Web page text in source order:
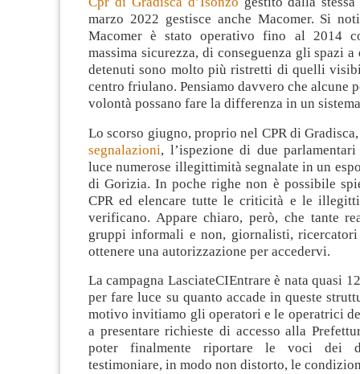
marzo 2022 gestisce anche Macomer. Si
Macomer è stato operativo fino al 2014
massima sicurezza, di conseguenza gli spazi
detenuti sono molto più ristretti di quelli
centro friulano. Pensiamo davvero che alcune
volontà possano fare la differenza in un
Lo scorso giugno, proprio nel CPR di
segnalazioni, l’ispezione di due
luce numerose illegittimità segnalate in un
di Gorizia. In poche righe non è possibile
CPR ed elencare tutte le criticità e le
verificano. Appare chiaro, però, che tante
gruppi informali e non, giornalisti,
ottenere una autorizzazione per accedervi.
La campagna LasciateCIEntrare è nata quasi
per fare luce su quanto accade in queste
motivo invitiamo gli operatori e le operatrici
a presentare richieste di accesso alla
poter finalmente riportare le voci dei
testimoniare, in modo non distorto, le